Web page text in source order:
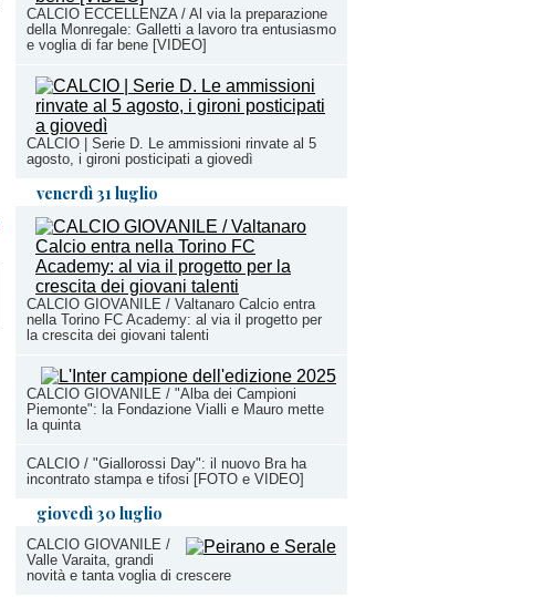
CALCIO ECCELLENZA / Al via la preparazione
della Monregale: Galletti a lavoro tra entusiasmo
e voglia di far bene [VIDEO]
CALCIO | Serie D. Le ammissioni rinvate al 5
agosto, i gironi posticipati a giovedì
venerdì 31 luglio
CALCIO GIOVANILE / Valtanaro Calcio entra
nella Torino FC Academy: al via il progetto per
la crescita dei giovani talenti
CALCIO GIOVANILE / "Alba dei Campioni
Piemonte": la Fondazione Vialli e Mauro mette
la quinta
CALCIO / "Giallorossi Day": il nuovo Bra ha
incontrato stampa e tifosi [FOTO e VIDEO]
giovedì 30 luglio
CALCIO GIOVANILE /
Valle Varaita, grandi
novità e tanta voglia di crescere